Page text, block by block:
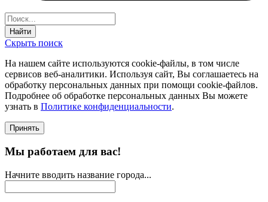
Найти
Скрыть поиск
На нашем сайте используются соokie-файлы, в том числе
сервисов веб-аналитики. Используя сайт, Вы соглашаетесь на
обработку персональных данных при помощи cookie-файлов.
Подробнее об обработке персональных данных Вы можете
узнать в Политике конфиденциальности.
Принять
Мы работаем для вас!
Начните вводить название города...